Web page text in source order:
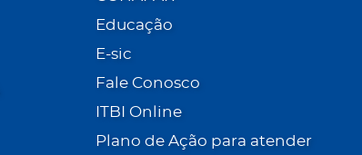
Educação
E-sic
Fale Conosco
ITBI Online
Plano de Ação para atender